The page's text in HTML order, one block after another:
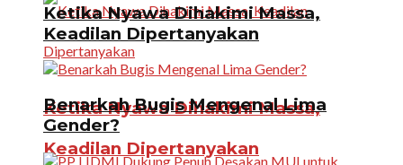
Ketika Nyawa Dihakimi Massa,
Keadilan Dipertanyakan
Ketika Nyawa Dihakimi Massa,
Keadilan Dipertanyakan
Benarkah Bugis Mengenal Lima
Gender?